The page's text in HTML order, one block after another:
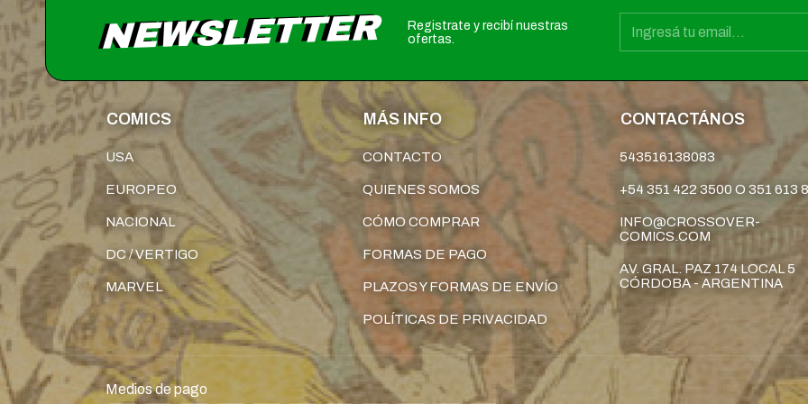
NEWSLETTER
Registrate y recibí nuestras
ofertas.
COMICS
USA
EUROPEO
NACIONAL
DC / VERTIGO
MARVEL
MÁS INFO
CONTACTO
QUIENES SOMOS
CÓMO COMPRAR
FORMAS DE PAGO
PLAZOS Y FORMAS DE ENVÍO
POLÍTICAS DE PRIVACIDAD
CONTACTÁNOS
543516138083
+54 351 422 3500 O 351 613
INFO@CROSSOVER-
COMICS.COM
AV. GRAL. PAZ 174 LOCAL 5
CÓRDOBA - ARGENTINA
Medios de pago